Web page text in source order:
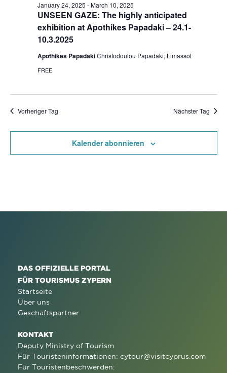
UNSEEN GAZE: The highly anticipated
exhibition at Apothikes Papadaki – 24.1-
10.3.2025
January 24, 2025 -March 10, 2025
Apothikes PapadakiChristodoulou Papadaki, Limassol
FREE
Vorheriger Tag Nächster Tag
Kalender abonnieren
DAS OFFIZIELLE PORTAL
FÜR TOURISMUS ZYPERN
Startseite
Über uns
Geschäftspartner
KONTAKT
Deputy Ministry of Tourism
Für Touristeninformationen: cytour@visitcyprus.com
Für Touristenbeschwerden: